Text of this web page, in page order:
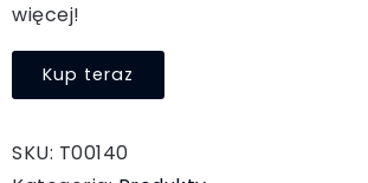
więcej!
Kup teraz
SKU: T00140